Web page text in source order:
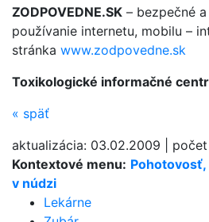
Kontextové menu:
v núdzi
Lekárne
ZODPOVEDNE.SK – bezpečné
používanie internetu, mobilu –
stránka www.zodpovedne.sk
Toxikologické informačné
« späť
aktualizácia: 03.02.2009